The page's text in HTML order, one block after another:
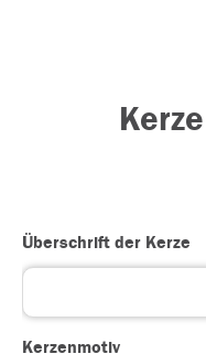
Überschrift der Kerze
Kerzenmotiv